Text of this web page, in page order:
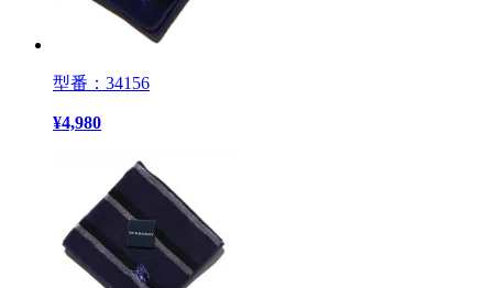
型番：34156
¥4,980